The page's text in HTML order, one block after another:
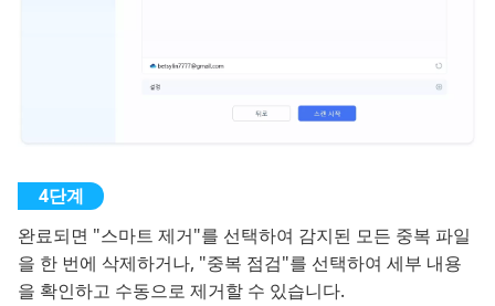
완료되면 "스마트 제거"를 선택하여 감지된 모든 중복 파일
을 한 번에 삭제하거나, "중복 점검"를 선택하여 세부 내용
을 확인하고 수동으로 제거할 수 있습니다.